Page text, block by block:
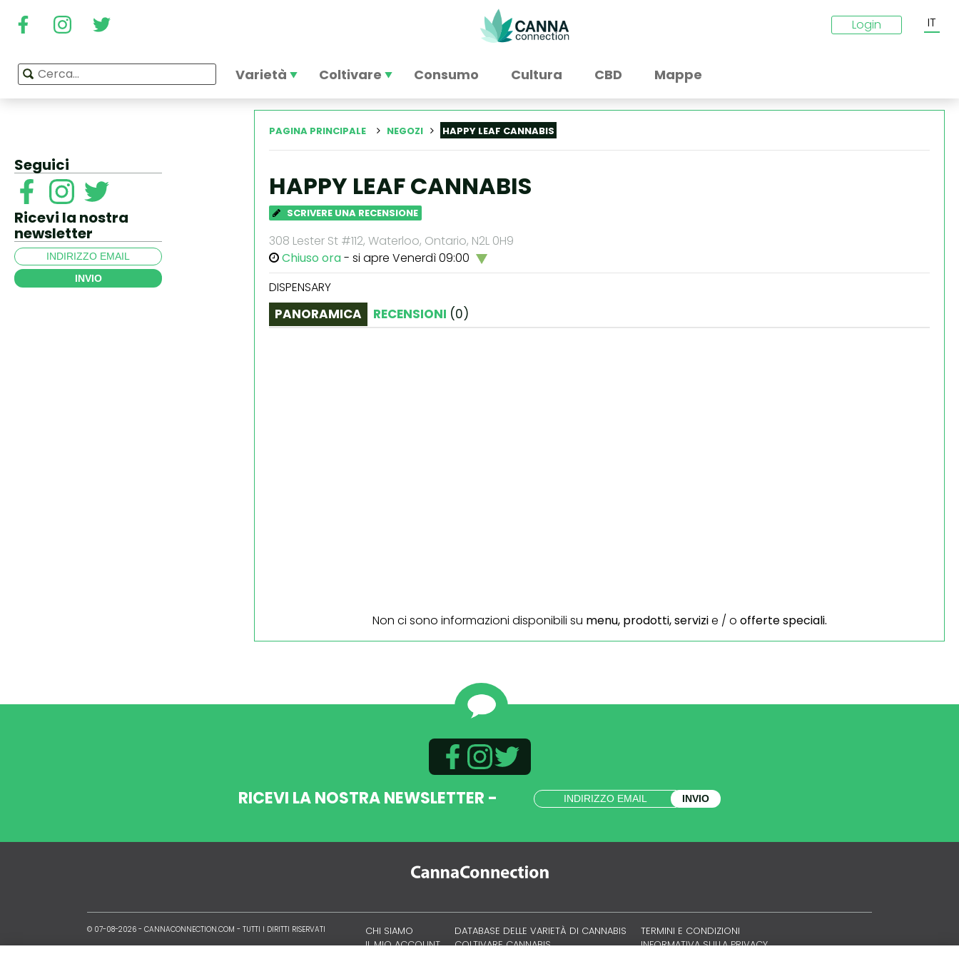
Login IT
Varietà Coltivare Consumo Cultura CBD Mappe
Seguici
Ricevi la nostra
newsletter
INVIO
PAGINA PRINCIPALE NEGOZI HAPPY LEAF CANNABIS
HAPPY LEAF CANNABIS
SCRIVERE UNA RECENSIONE
308 Lester St #112, Waterloo, Ontario, N2L 0H9
Chiuso ora- si apre Venerdì 09:00
DISPENSARY
PANORAMICA RECENSIONI (0)
Non ci sono informazioni disponibili su menu, prodotti,servizie / o offerte speciali.
RICEVI LA NOSTRA NEWSLETTER - INVIO
© 07-08-2026 - CANNACONNECTION.COM - TUTTI I DIRITTI RISERVATI
CHI SIAMO
IL MIO ACCOUNT
DATABASE DELLE VARIETÀ DI CANNABIS
COLTIVARE CANNABIS
TERMINI E CONDIZIONI
INFORMATIVA SULLA PRIVACY